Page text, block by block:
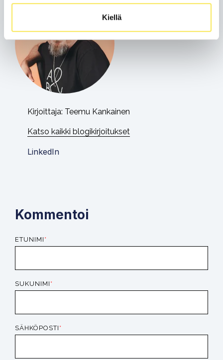
Kiellä
Kirjoittaja: Teemu Kankainen
Katso kaikki blogikirjoitukset
LinkedIn
Kommentoi
ETUNIMI *
SUKUNIMI *
SÄHKÖPOSTI *